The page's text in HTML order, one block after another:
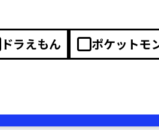
ドラえもん ポケットモ